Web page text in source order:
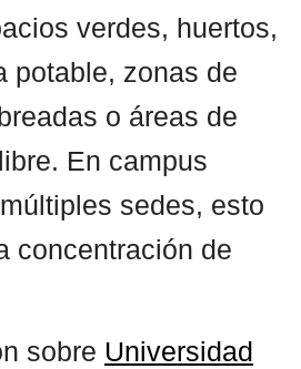
verdes, huertos,
potable, zonas de
o áreas de
En campus
sedes, esto
concentración de
sobre Universidad